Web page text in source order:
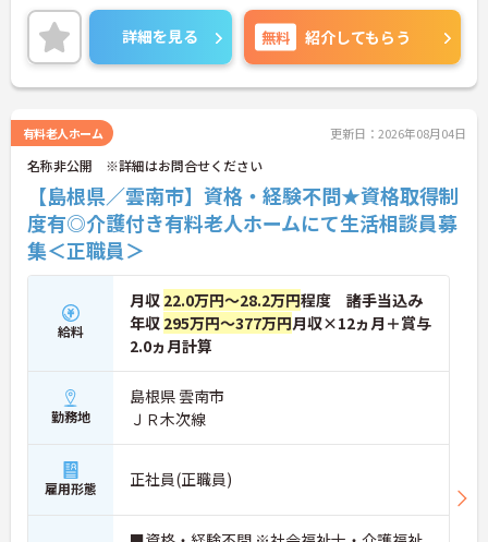
詳細を見る 無料 紹介してもらう
有料老人ホーム 更新日：2026年08月04日
名称非公開 ※詳細はお問合せください
【島根県／雲南市】資格・経験不問★資格取得制
度有◎介護付き有料老人ホームにて生活相談員募
集＜正職員＞
給料
月収 22.0万円～28.2万円程度 諸手当込み
年収 295万円～377万円月収×12ヵ月＋賞与
2.0ヵ月計算
勤務地
島根県 雲南市
ＪＲ木次線
雇用形態 正社員(正職員)